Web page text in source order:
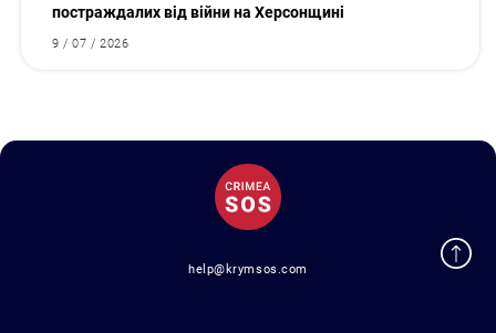
постраждалих від війни на Херсонщині
9 / 07 / 2026
help@krymsos.com